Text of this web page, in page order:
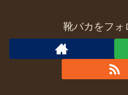
靴バカをフォ